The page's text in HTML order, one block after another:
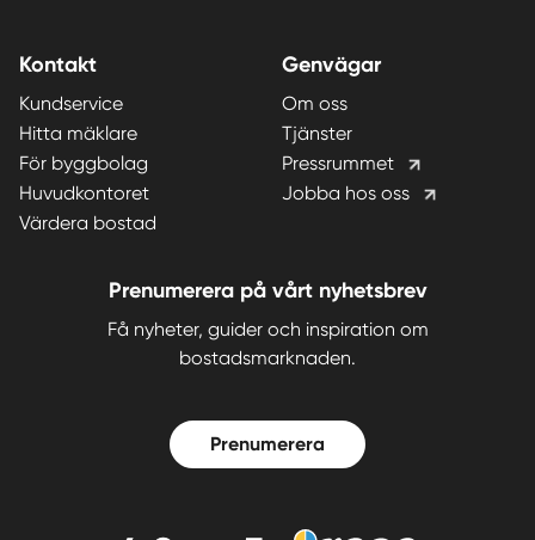
Kontakt
Kundservice
Hitta mäklare
För byggbolag
Huvudkontoret
Värdera bostad
Genvägar
Om oss
Tjänster
Pressrummet
Jobba hos oss
Prenumerera på vårt nyhetsbrev
Få nyheter, guider och inspiration om
bostadsmarknaden.
Prenumerera